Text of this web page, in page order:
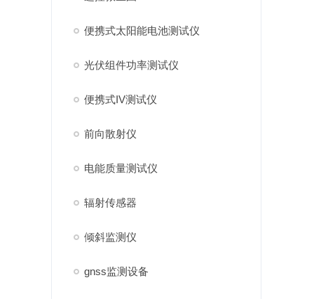
便携式太阳能电池测试仪
光伏组件功率测试仪
便携式IV测试仪
前向散射仪
电能质量测试仪
辐射传感器
倾斜监测仪
gnss监测设备